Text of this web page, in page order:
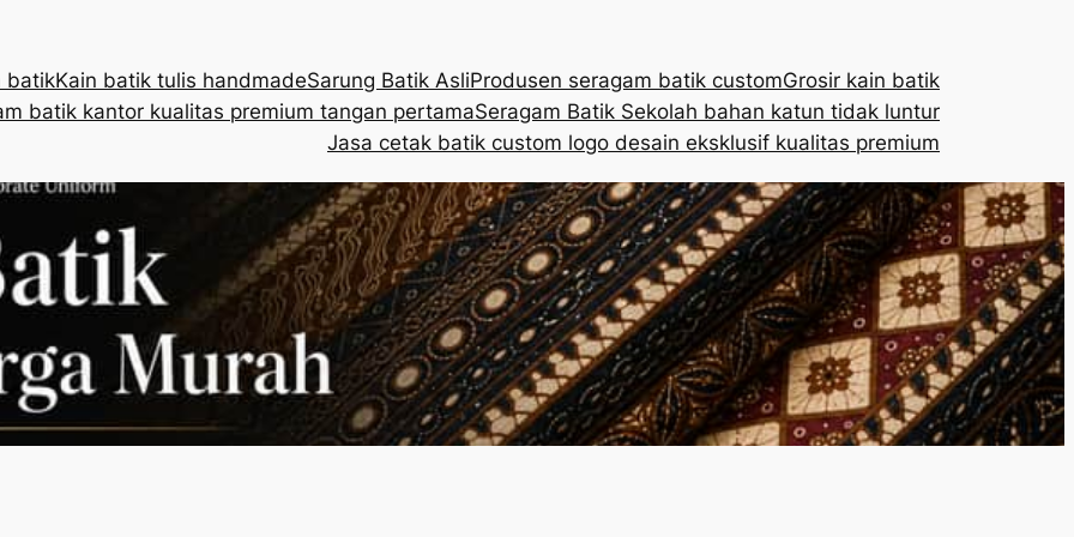
batikKain batik tulis handmadeSarung Batik AsliProdusen seragam batik customGrosir kain batik
batik kantor kualitas premium tangan pertamaSeragam Batik Sekolah bahan katun tidak luntur
Jasa cetak batik custom logo desain eksklusif kualitas premium